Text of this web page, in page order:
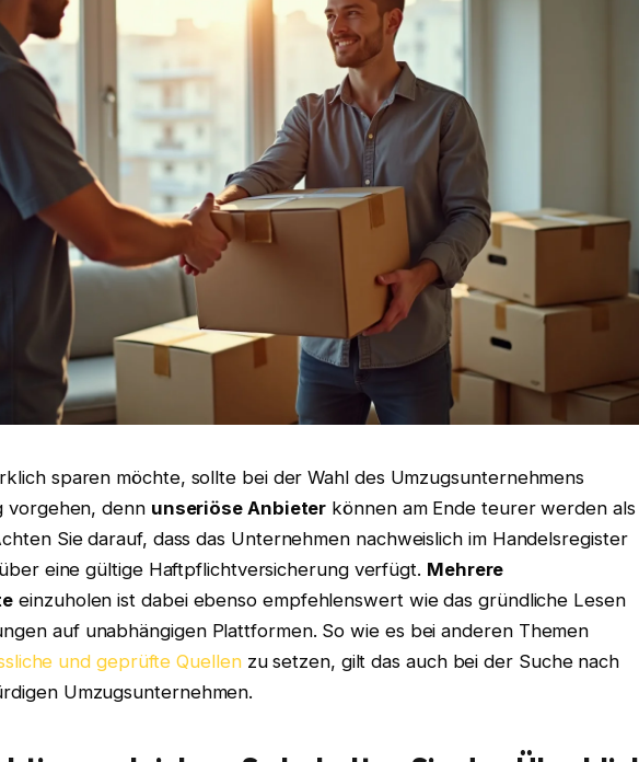
sparen möchte, sollte bei der Wahl des Umzugsunternehmens
vorgehen, denn unseriöse Anbieter können am Ende teurer werden als
Sie darauf, dass das Unternehmen nachweislich im Handelsregister
eine gültige Haftpflichtversicherung verfügt. Mehrere
einzuholen ist dabei ebenso empfehlenswert wie das gründliche Lesen
auf unabhängigen Plattformen. So wie es bei anderen Themen
und geprüfte Quellenzu setzen, gilt das auch bei der Suche nach
Umzugsunternehmen.